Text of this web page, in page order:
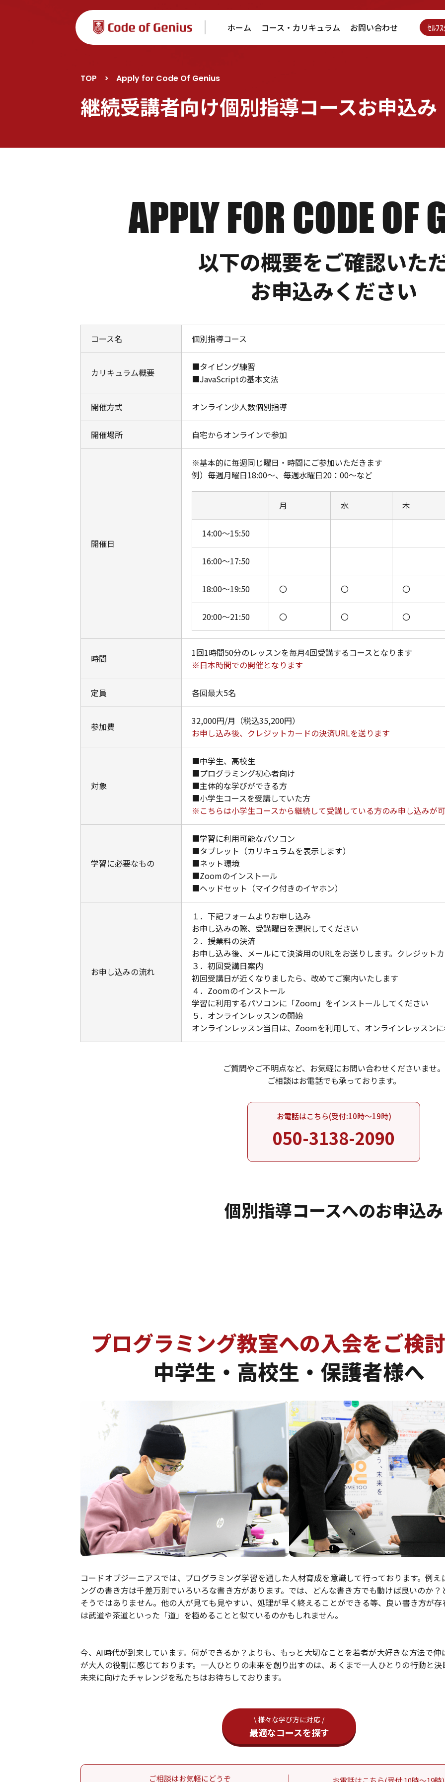
ホーム コース・カリキュラム お問い合わせ ｾﾙﾌ
TOP > Apply for Code Of Genius
継続受講者向け個別指導コースお申込み
APPLYFOR CODE OF
以下の概要をご確認いた
お申込みください
コース名 個別指導コース
カリキュラム概要
■タイピング練習
■JavaScriptの基本文法
開催方式 オンライン少人数個別指導
開催場所 自宅からオンラインで参加
開催日
※基本的に毎週同じ曜日・時間にご参加いただきます
例）毎週月曜日18:00～、毎週水曜日20：00～など
月 水 木
14:00～15:50
16:00～17:50
18:00～19:50 〇 〇 〇
20:00～21:50 〇 〇 〇
時間
1回1時間50分のレッスンを毎月4回受講するコースとなります
※日本時間での開催となります
定員 各回最大5名
参加費
32,000円/月（税込35,200円）
お申し込み後、クレジットカードの決済URLを送ります
対象
■中学生、高校生
■プログラミング初心者向け
■主体的な学びができる方
■小学生コースを受講していた方
※こちらは小学生コースから継続して受講している方のみ申し込みが
学習に必要なもの
■学習に利用可能なパソコン
■タブレット（カリキュラムを表示します）
■ネット環境
■Zoomのインストール
■ヘッドセット（マイク付きのイヤホン）
お申し込みの流れ
１．下記フォームよりお申し込み
お申し込みの際、受講曜日を選択してください
２．授業料の決済
お申し込み後、メールにて決済用のURLをお送りします。クレジット
３．初回受講日案内
初回受講日が近くなりましたら、改めてご案内いたします
４．Zoomのインストール
学習に利用するパソコンに「Zoom」をインストールしてください
５．オンラインレッスンの開始
オンラインレッスン当日は、Zoomを利用して、オンラインレッスン
ご質問やご不明点など、お気軽にお問い合わせくださいませ。
ご相談はお電話でも承っております。
お電話はこちら(受付:10時～19時)
050-3138-2090
個別指導コースへのお申込み
プログラミング教室への入会をご検
中学生・高校生・保護者様へ
コードオブジーニアスでは、プログラミング学習を通した人材育成を意識して行っております。例え
ングの書き方は千差万別でいろいろな書き方があります。では、どんな書き方でも動けば良いのか？
そうではありません。他の人が見ても見やすい、処理が早く終えることができる等、良い書き方が存
は武道や茶道といった「道」を極めることと似ているのかもしれません。
今、AI時代が到来しています。何ができるか？よりも、もっと大切なことを若者が大好きな方法で伸
が大人の役割に感じております。一人ひとりの未来を創り出すのは、あくまで一人ひとりの行動と決
未来に向けたチャレンジを私たちはお待ちしております。
\ 様々な学び方に対応 /
最適なコースを探す
ご相談はお気軽にどうぞ